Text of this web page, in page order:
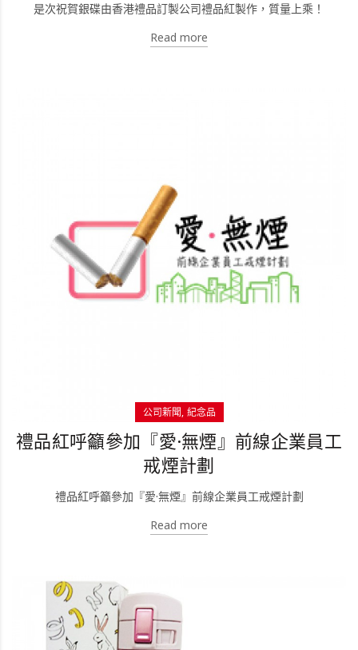
是次祝賀銀碟由香港禮品訂製公司禮品紅製作，質量上乘！
Read more
公司新聞 紀念品
禮品紅呼籲參加『愛·無煙』前線企業員工
戒煙計劃
禮品紅呼籲參加『愛·無煙』前線企業員工戒煙計劃
Read more